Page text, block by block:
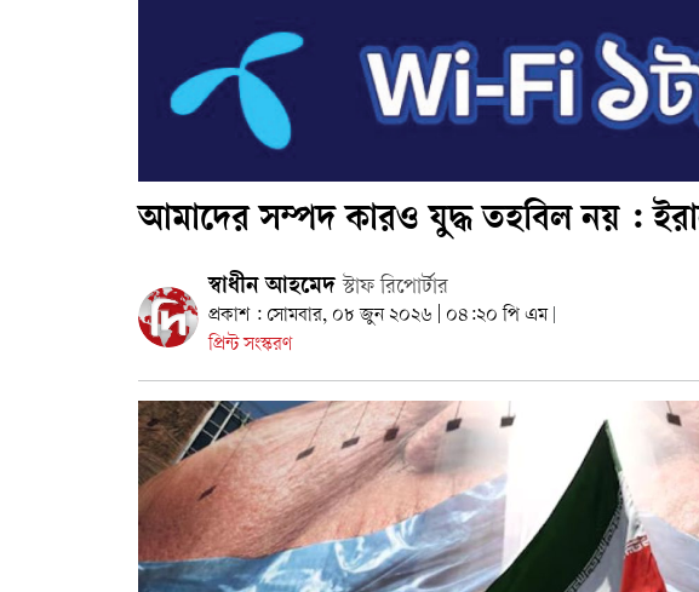
আমাদের সম্পদ কারও যুদ্ধ তহবিল নয় :
স্বাধীন আহমেদস্টাফ রিপোর্টার
প্রকাশ : সোমবার, ০৮ জুন ২০২৬ | ০৪:২০ পি এম
প্রিন্ট সংস্করণ